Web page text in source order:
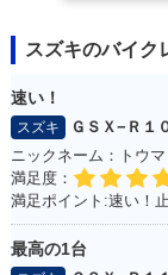
スズキのバイク
速い！
スズキ
ＧＳＸ−Ｒ１
ニックネーム：トウマ
満足度：
満足ポイント:速い！
最高の1台